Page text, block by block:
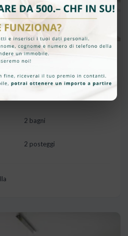
CHF 640'000
DI 5 LOCALI CON
2 bagni
2 posteggi